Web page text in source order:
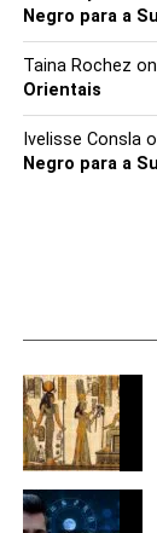
Negro para a
Taina Rochez on
Orientais
Ivelisse Consla
Negro para a